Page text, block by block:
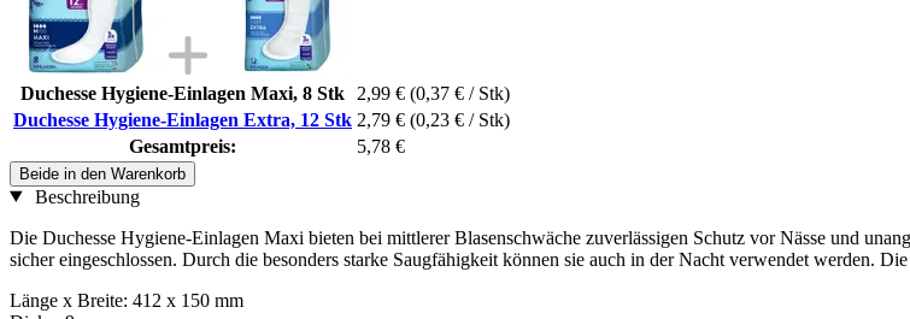
Duchesse Hygiene-Einlagen Maxi, 8 Stk 2,99 € (0,37 € / Stk)
Duchesse Hygiene-Einlagen Extra, 12 Stk 2,79 € (0,23 € / Stk)
Gesamtpreis:
5,78 €
Beide in den Warenkorb
Beschreibung
Die Duchesse Hygiene-Einlagen Maxi bieten bei mittlerer Blasenschwäche zuverlässigen Schutz vor Nässe und
sicher eingeschlossen. Durch die besonders starke Saugfähigkeit können sie auch in der Nacht verwendet werden.
Länge x Breite: 412 x 150 mm